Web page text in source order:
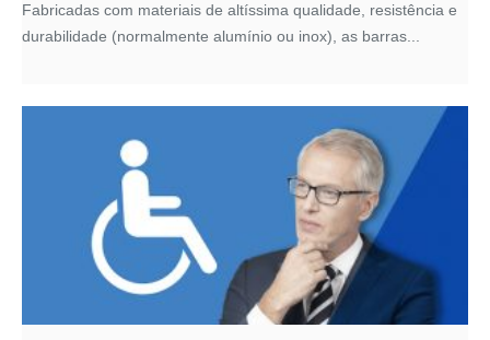
Fabricadas com materiais de altíssima qualidade, resistência e
durabilidade (normalmente alumínio ou inox), as barras...